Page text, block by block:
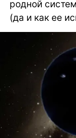
родной
(да и как ее